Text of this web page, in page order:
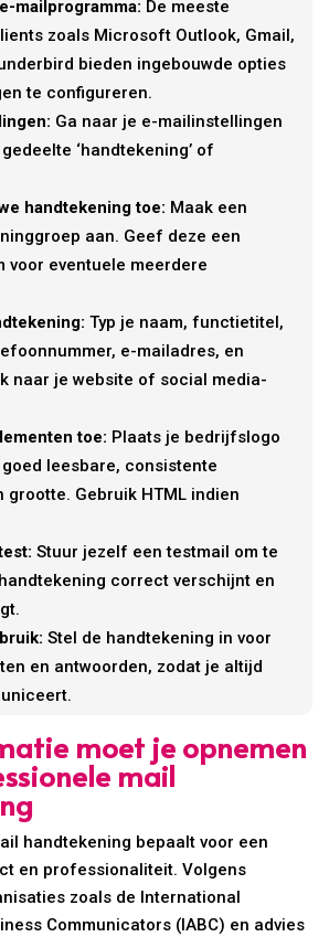
mailprogramma: De meeste
zoals Microsoft Outlook, Gmail,
bieden ingebouwde opties
te configureren.
Ga naar je e-mailinstellingen
‘handtekening’ of
handtekening toe: Maak een
aan. Geef deze een
voor eventuele meerdere
Typ je naam, functietitel,
e-mailadres, en
naar je website of social media-
toe: Plaats je bedrijfslogo
leesbare, consistente
grootte. Gebruik HTML indien
Stuur jezelf een testmail om te
correct verschijnt en
Stel de handtekening in voor
en antwoorden, zodat je altijd
moet je opnemen
mail
handtekening bepaalt voor een
en professionaliteit. Volgens
zoals de International
Communicators (IABC) en advies